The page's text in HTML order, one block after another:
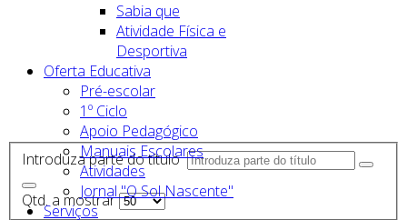
Sabia que
Atividade Física e
Desportiva
Oferta Educativa
Pré-escolar
1º Ciclo
Apoio Pedagógico
Manuais Escolares
Atividades
Jornal "O Sol Nascente"
Serviços
Introduza parte do título
Qtd. a mostrar